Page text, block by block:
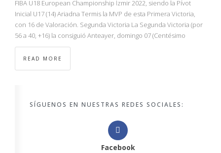
FIBA U18 European Championship İzmir 2022, siendo la Pívot
Inicial U17 (14) Ariadna Termis la MVP de esta Primera Victoria,
con 16 de Valoración. Segunda Victoria La Segunda Victoria (por
56 a 40, +16) la consiguió Anteayer, domingo 07 (Centésimo
READ MORE
SÍGUENOS EN NUESTRAS REDES SOCIALES:
Facebook